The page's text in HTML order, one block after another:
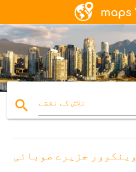
search تلاش کے نقشے
وینکوور جزیرے صوبائی